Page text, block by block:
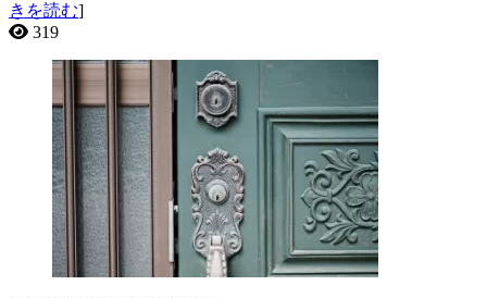
きを読む]
319